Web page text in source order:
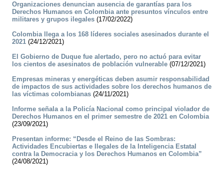
Organizaciones denuncian ausencia de garantías para los
Derechos Humanos en Colombia ante presuntos vínculos entre
militares y grupos ilegales (17/02/2022)
Colombia llega a los 168 líderes sociales asesinados durante el
2021 (24/12/2021)
El Gobierno de Duque fue alertado, pero no actuó para evitar
los cientos de asesinatos de población vulnerable (07/12/2021)
Empresas mineras y energéticas deben asumir responsabilidad
de impactos de sus actividades sobre los derechos humanos de
las víctimas colombianas (24/11/2021)
Informe señala a la Policía Nacional como principal violador de
Derechos Humanos en el primer semestre de 2021 en Colombia
(23/09/2021)
Presentan informe: “Desde el Reino de las Sombras:
Actividades Encubiertas e Ilegales de la Inteligencia Estatal
contra la Democracia y los Derechos Humanos en Colombia”
(24/08/2021)